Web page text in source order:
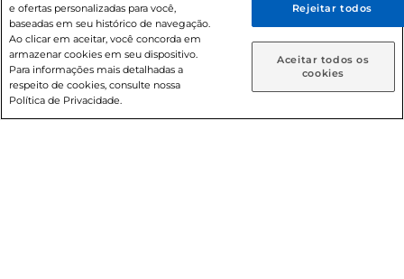
Caso queira comprar online, informe como deseja receber
suas compras:
Entrega em casa Retire em Loja
© 2026 Copyright. Todos os direitos
reservados Prezunic.
e ofertas personalizadas para você,
baseadas em seu histórico de navegação.
Ao clicar em aceitar, você concorda em
armazenar cookies em seu dispositivo.
Para informações mais detalhadas a
respeito de cookies, consulte nossa
Política de Privacidade.
Rejeitar todos
Aceitar todos os
cookies